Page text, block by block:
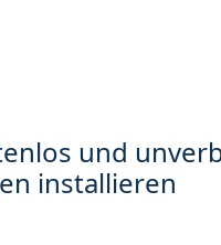
und
installieren